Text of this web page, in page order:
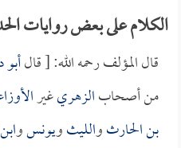
الكلام على بعض روايات
قال المؤلف رحمه الله: [ قال
من أصحابالزهريغير
بن الحارثوالليثويونسو